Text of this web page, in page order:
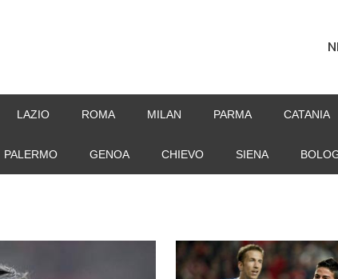
LAZIO ROMA MILAN PARMA CATANIA
PALERMO GENOA CHIEVO SIENA